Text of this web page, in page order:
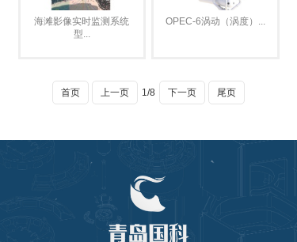
海滩影像实时监测系统
型...
OPEC-6涡动（涡度）...
首页 上一页 1/8 下一页 尾页